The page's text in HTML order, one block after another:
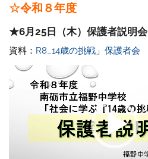
☆令和８年度
★6月25日（木）保護者説明会
資料： R8_14歳の挑戦」保護者会
動
画